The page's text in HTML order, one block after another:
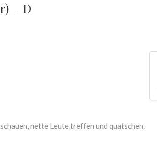
nette Leute treffen und quatschen.